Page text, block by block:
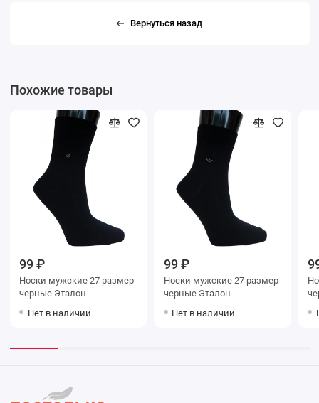
Вернуться назад
Похожие товары
99 ₽
Носки мужские 27 размер
черные Эталон
Нет в наличии
99 ₽
Носки мужские 27 размер
черные Эталон
Нет в наличии
Носки